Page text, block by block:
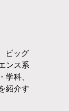
ビッグ
ンス系
学科、
紹介す